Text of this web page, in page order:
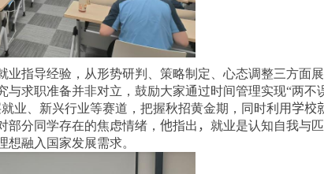
业指导经验，从形势研判、策略制定、心态调整三方面
与求职准备并非对立，鼓励大家通过时间管理实现“两不
业、新兴行业等赛道，把握秋招黄金期，同时利用 学校
分同学存在的焦虑情绪， 他指出 ， 就业是认知自我与
融入国家发展需求。